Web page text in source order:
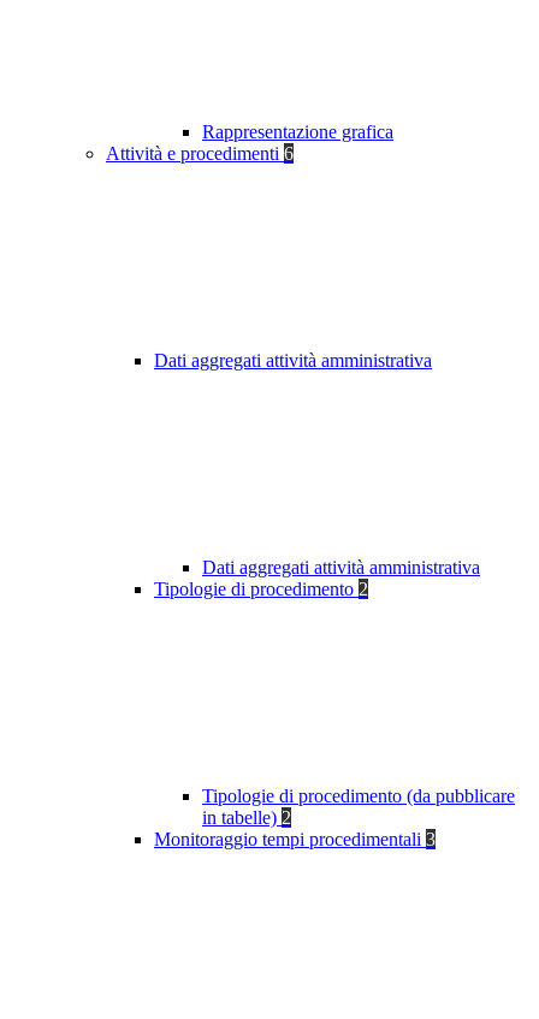
Rappresentazione grafica
Attività e procedimenti 6
Dati aggregati attività amministrativa
Dati aggregati attività amministrativa
Tipologie di procedimento 2
Tipologie di procedimento (da pubblicare
in tabelle) 2
Monitoraggio tempi procedimentali 3